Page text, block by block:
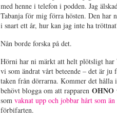
med henne i telefon i podden. Jag
Tabanja för mig förra hösten. Den har
i snart ett år, hur kan jag inte ha
Nån borde forska på det.
Hörni har ni märkt att helt plötsligt har
vi som ändrat vårt beteende – det är ju
taken från dörrarna. Kommer det hålla
behövt blogga om att rapparenOHNO
somvaknat upp och jobbar hårt som
förbifarten.